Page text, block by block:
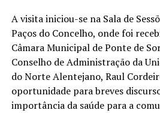
A visita iniciou-se na Sala de
Paços do Concelho, onde foi
Câmara Municipal de Ponte de
Conselho de Administração da
do Norte Alentejano, Raul
oportunidade para breves
importância da saúde para a